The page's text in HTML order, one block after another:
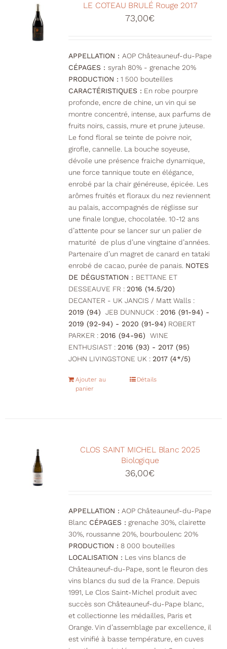
LE COTEAU BRULÉ Rouge 2017
73,00€
APPELLATION : AOP Châteauneuf-du-Pape
CÉPAGES : syrah 80% - grenache 20%
PRODUCTION : 1 500 bouteilles
CARACTÉRISTIQUES : En robe pourpre
profonde, encre de chine, un vin qui se
montre concentré, intense, aux parfums de
fruits noirs, cassis, mure et prune juteuse.
Le fond floral se teinte de poivre noir,
girofle, cannelle. La bouche soyeuse,
dévoile une présence fraiche dynamique,
une force tannique toute en élégance,
enrobé par la chair généreuse, épicée. Les
arômes fruités et floraux du nez reviennent
au palais, accompagnés de réglisse sur
une finale longue, chocolatée. 10-12 ans
d’attente pour se lancer sur un palier de
maturité de plus d’une vingtaine d’années.
Partenaire d’un magret de canard en tataki
enrobé de cacao, purée de panais. NOTES
DE DÉGUSTATION : BETTANE ET
DESSEAUVE FR : 2016 (14.5/20)
DECANTER - UK JANCIS / Matt Walls :
2019 (94)
JEB DUNNUCK : 2016 (91-94) -
2019 (92-94) - 2020 (91-94) ROBERT
PARKER : 2016 (94-96)
WINE
ENTHUSIAST : 2016 (93) - 2017 (95)
JOHN LIVINGSTONE UK : 2017 (4*/5)
Ajouter au
panier
Détails
CLOS SAINT MICHEL Blanc 2025
Biologique
36,00€
APPELLATION : AOP Châteauneuf-du-Pape
Blanc CÉPAGES : grenache 30%, clairette
30%, roussanne 20%, bourboulenc 20%
PRODUCTION : 8 000 bouteilles
LOCALISATION : Les vins blancs de
Châteauneuf-du-Pape, sont le fleuron des
vins blancs du sud de la France. Depuis
1991, Le Clos Saint-Michel produit avec
succès son Châteauneuf-du-Pape blanc,
et collectionne les médailles, Paris et
Orange. Vin d’assemblage par excellence, il
est vinifié à basse température, en cuves